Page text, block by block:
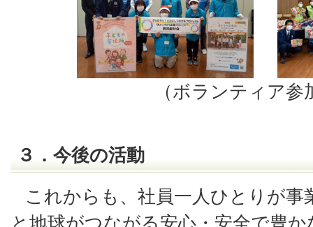
（ボランティア参
３．今後の活動
これからも、社員一人ひとりが事
と地球がつながる安心・安全で豊